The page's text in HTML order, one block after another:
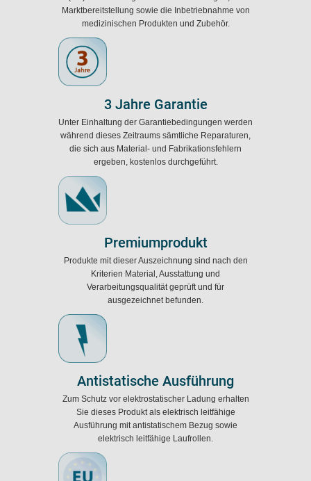
Marktbereitstellung sowie die Inbetriebnahme von
medizinischen Produkten und Zubehör.
3 Jahre Garantie
Unter Einhaltung der Garantiebedingungen werden
während dieses Zeitraums sämtliche Reparaturen,
die sich aus Material- und Fabrikationsfehlern
ergeben, kostenlos durchgeführt.
Premiumprodukt
Produkte mit dieser Auszeichnung sind nach den
Kriterien Material, Ausstattung und
Verarbeitungsqualität geprüft und für
ausgezeichnet befunden.
Antistatische Ausführung
Zum Schutz vor elektrostatischer Ladung erhalten
Sie dieses Produkt als elektrisch leitfähige
Ausführung mit antistatischem Bezug sowie
elektrisch leitfähige Laufrollen.